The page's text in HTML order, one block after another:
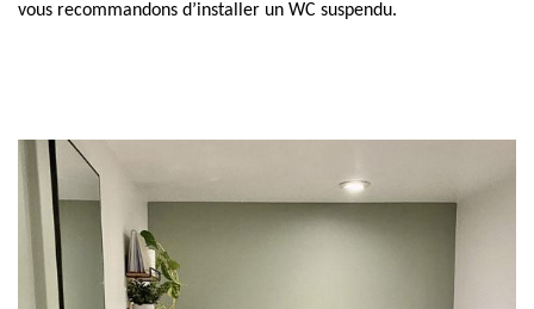
vous recommandons d’installer un WC suspendu.